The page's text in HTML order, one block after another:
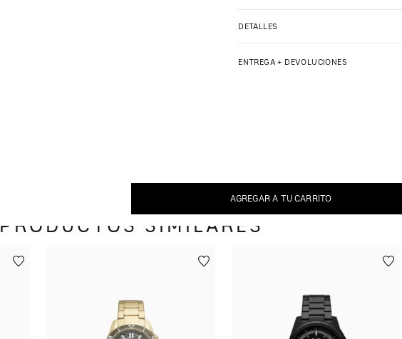
DETALLES
ENTREGA + DEVOLUCIONES
AGREGAR A TU CARRITO
PRODUCTOS SIMILARES